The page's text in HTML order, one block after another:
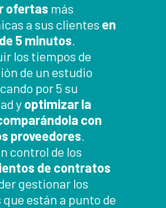
ofertas más
a sus clientes en
5 minutos
los tiempos de
de un estudio
por 5 su
yoptimizar la
con
proveedores
control de los
de contratos
gestionar los
están a punto de